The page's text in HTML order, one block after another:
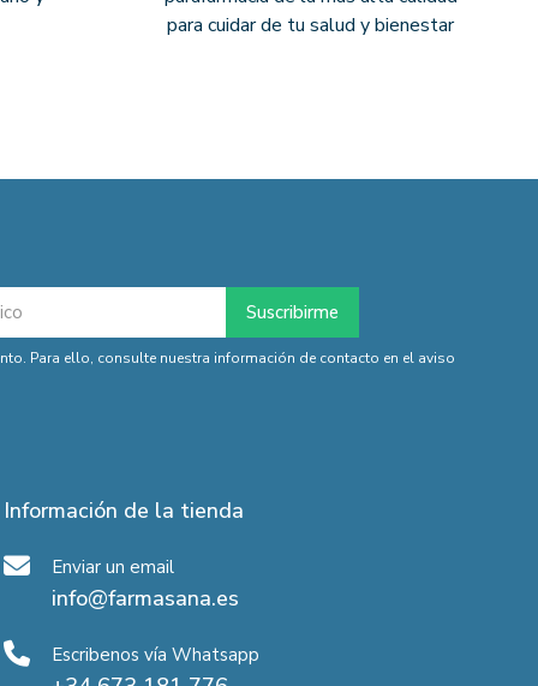
para cuidar de tu salud y bienestar
Para ello, consulte nuestra información de contacto en el aviso
Información de la tienda
Enviar un email
info@farmasana.es
Escribenos vía Whatsapp